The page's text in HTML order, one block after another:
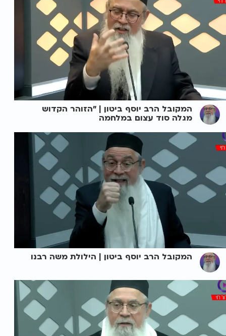
המקובל הרב יוסף ביטון | "הזוהר הקדוש
מגלה סוד עצום במלחמה
המקובל הרב יוסף ביטון | הילולת משה רבנו